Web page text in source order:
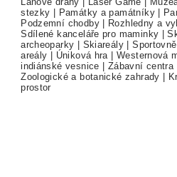
stezky | Památky a památníky|
Podzemní chodby| Rozhledny a
Sdílené kanceláře pro maminky |
archeoparky | Skiareály |
areály | Úniková hra |Westernová
indiánské vesnice | Zábavní centra
Zoologické a botanické zahrady |
prostor